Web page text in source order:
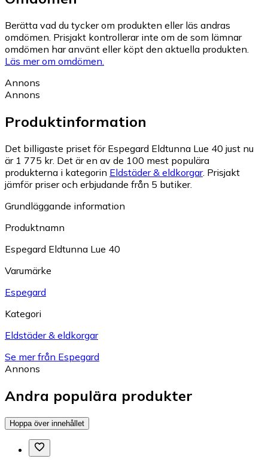
Berätta vad du tycker om produkten eller läs andras
omdömen. Prisjakt kontrollerar inte om de som lämnar
omdömen har använt eller köpt den aktuella produkten.
Läs mer om omdömen.
Annons
Annons
Produktinformation
Det billigaste priset för Espegard Eldtunna Lue 40 just nu
är 1 775 kr. Det är en av de 100 mest populära
produkterna i kategorin Eldstäder & eldkorgar. Prisjakt
jämför priser och erbjudande från 5 butiker.
Grundläggande information
Produktnamn
Espegard Eldtunna Lue 40
Varumärke
Espegard
Kategori
Eldstäder & eldkorgar
Se mer från Espegard
Annons
Andra populära produkter
Hoppa över innehållet